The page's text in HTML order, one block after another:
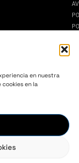
en nuestra
en la